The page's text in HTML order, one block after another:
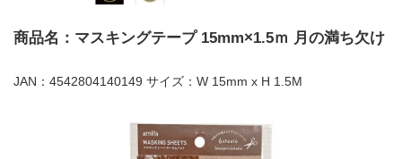
商品名：マスキングテープ 15mm×1.5ｍ 月の満ち欠け
JAN：4542804140149 サイズ：W 15mm x H 1.5M